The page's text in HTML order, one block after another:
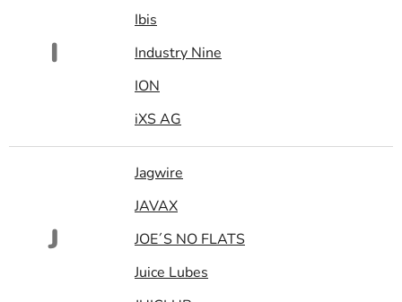
I
Ibis
Industry Nine
ION
iXS AG
J
Jagwire
JAVAX
JOE´S NO FLATS
Juice Lubes